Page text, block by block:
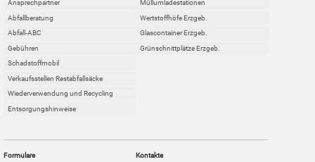
Ansprechpartner
Abfallberatung
Abfall-ABC
Gebühren
Schadstoffmobil
Verkaufsstellen Restabfallsäcke
Wiederverwendung und Recycling
Entsorgungshinweise
Müllumladestationen
Wertstoffhöfe Erzgeb.
Glascontainer Erzgeb.
Grünschnittplätze Erzgeb.
Formulare
Kontakte